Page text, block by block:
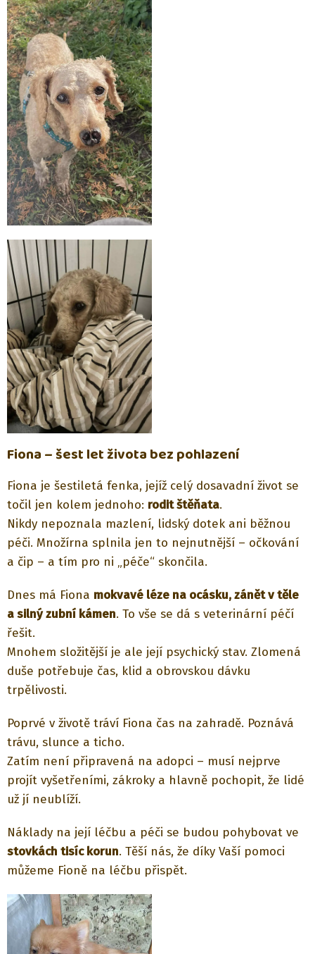
Fiona – šest let života bez pohlazení
Fiona je šestiletá fenka, jejíž celý dosavadní život se
točil jen kolem jednoho: rodit štěňata.
Nikdy nepoznala mazlení, lidský dotek ani běžnou
péči. Množírna splnila jen to nejnutnější – očkování
a čip – a tím pro ni „péče“ skončila.
Dnes má Fiona mokvavé léze na ocásku, zánět v těle
a silný zubní kámen. To vše se dá s veterinární péčí
řešit.
Mnohem složitější je ale její psychický stav. Zlomená
duše potřebuje čas, klid a obrovskou dávku
trpělivosti.
Poprvé v životě tráví Fiona čas na zahradě. Poznává
trávu, slunce a ticho.
Zatím není připravená na adopci – musí nejprve
projít vyšetřeními, zákroky a hlavně pochopit, že lidé
už jí neublíží.
Náklady na její léčbu a péči se budou pohybovat ve
stovkách tisíc korun. Těší nás, že díky Vaší pomoci
můžeme Fioně na léčbu přispět.